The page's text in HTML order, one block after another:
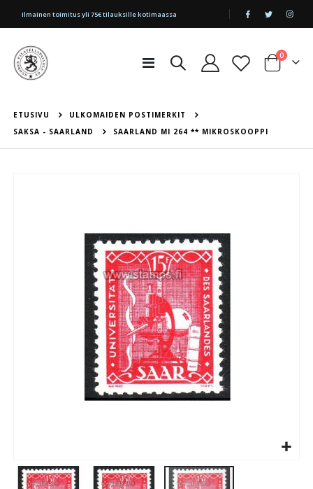
|
Ilmainen toimitus yli 75€ tilauksille kotimaassa
Toggle
Cart
0tuotetta
ETUSIVU
ULKOMAIDEN POSTIMERKIT
SAKSA - SAARLAND
SAARLAND MI 264 ** MIKROSKOOPPI